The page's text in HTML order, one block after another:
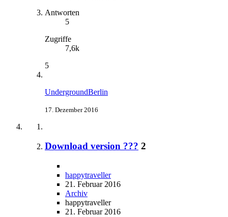
Antworten
5
Zugriffe
7,6k
5
UndergroundBerlin
17. Dezember 2016
Download version ??? 2
happytraveller
21. Februar 2016
Archiv
happytraveller
21. Februar 2016